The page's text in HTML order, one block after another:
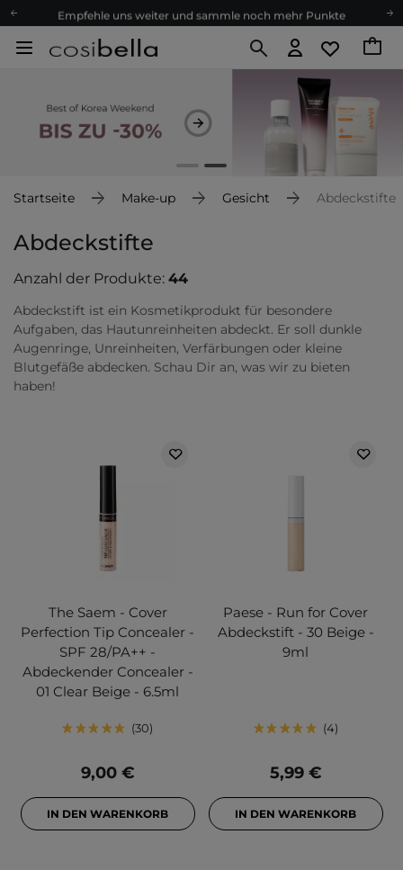
Empfehle uns weiter und sammle noch mehr Punkte
Kostenloser Versand ab 60 €
Versand nach Deutschland und Österreich
Treueprogramm
Empfehle uns weiter und sammle noch mehr Punkte
Kostenloser Versand ab 60 €
Startseite Make-up Gesicht Abdeckstifte
Abdeckstifte
Anzahl der Produkte: 44
Abdeckstift ist ein Kosmetikprodukt für besondere
Aufgaben, das Hautunreinheiten abdeckt. Er soll dunkle
Augenringe, Unreinheiten, Verfärbungen oder kleine
Blutgefäße abdecken. Schau Dir an, was wir zu bieten
haben!
The Saem - Cover
Perfection Tip Concealer -
SPF 28/PA++ -
Abdeckender Concealer -
01 Clear Beige - 6.5ml
30
9,00 €
IN DEN WARENKORB
Paese - Run for Cover
Abdeckstift - 30 Beige -
9ml
4
5,99 €
IN DEN WARENKORB